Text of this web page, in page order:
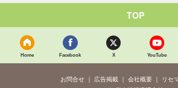
TOP
Home Facebook X YouTube
お問合せ 広告掲載 会社概要
リセ